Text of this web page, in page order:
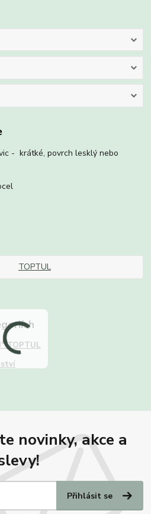
- krátké, povrch lesklý nebo
TOPTUL
TOPTUL
novinky, akce a
Přihlásit se